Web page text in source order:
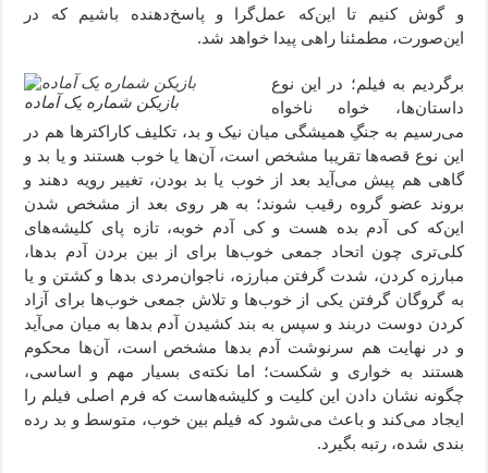
و گوش کنیم تا این‌که عمل‌گرا و پاسخ‌دهنده باشیم که در
این‌صورت، مطمئنا راهی پیدا خواهد شد.
بازیکن شماره یک آماده
برگردیم به فیلم؛ در این نوع
داستان‌ها، خواه ناخواه
می‌رسیم به جنگِ همیشگی میان نیک و بد، تکلیف کاراکترها هم در
این نوع قصه‌ها تقریبا مشخص است، آن‌ها یا خوب هستند و یا بد و
گاهی هم پیش می‌آید بعد از خوب یا بد بودن، تغییر رویه دهند و
بروند عضو گروه رقیب شوند؛ به هر روی بعد از مشخص شدن
این‌که کی آدم بده هست و کی آدم خوبه، تازه پای کلیشه‌های
کلی‌تری چون اتحاد جمعی خوب‌ها برای از بین بردن آدم بدها،
مبارزه کردن، شدت گرفتن مبارزه، ناجوان‌مردی بدها و کشتن و یا
به گروگان گرفتن یکی از خوب‌ها و تلاش جمعی خوب‌ها برای آزاد
کردن دوست دربند و سپس به بند کشیدن آدم‌ بدها به میان می‌آید
و در نهایت هم سرنوشت آدم بدها مشخص است، آن‌ها محکوم
هستند به خواری و شکست؛ اما نکته‌ی بسیار مهم و اساسی،
چگونه نشان دادن این کلیت و کلیشه‌هاست که فرم اصلی فیلم را
ایجاد می‌کند و باعث می‌شود که فیلم بین خوب، متوسط و بد رده
بندی شده، رتبه بگیرد.